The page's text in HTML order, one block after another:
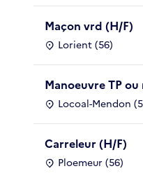
Maçon vrd (H/F)
Lorient (56)
Manoeuvre TP
Locoal-Mendon
Carreleur (H/F)
Ploemeur (56)